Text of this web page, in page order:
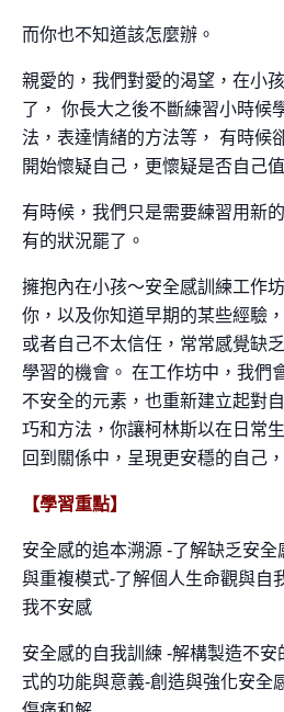
而你也不知道該怎麼辦。
親愛的，我們對愛的渴望，在小
了， 你長大之後不斷練習小時候
法，表達情緒的方法等，
有時候
開始懷疑自己，更懷疑是否 自己
有時候，我們只是需要練習用新
有的狀況罷了。
擁抱內在小孩〜安全感訓練工作
你， 以及你知道早期的某些經驗
或者自 己不太信任，常常感覺缺
學習的機會。 在工作坊中，我們
不安全的元素， 也重新建立起對
巧和方法，你讓柯林斯以在日常
回到關係中，呈現更安穩的自己
【學習重點】
安全感的追本溯源 -了解缺乏安全
與重複模式-了解個人生命觀與自
我不安感
安全感的自我訓練 -解構製造不安
式的功能與意義-創造與強化安全